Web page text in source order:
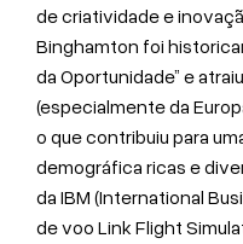
de criatividade e
Binghamton foi
da Oportunidade” e
(especialmente da
o que contribuiu para
demográfica ricas e
da IBM (International
de voo Link Flight